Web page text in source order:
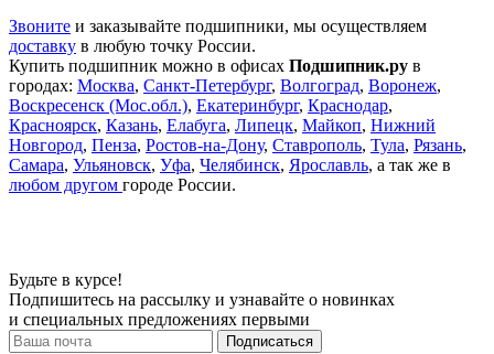
Звоните и заказывайте подшипники, мы осуществляем
доставку в любую точку России.
Купить подшипник можно в офисах Подшипник.ру в
городах: Москва, Санкт-Петербург, Волгоград, Воронеж,
Воскресенск (Мос.обл.), Екатеринбург, Краснодар,
Красноярск, Казань, Елабуга, Липецк, Майкоп, Нижний
Новгород, Пенза, Ростов-на-Дону, Ставрополь, Тула, Рязань,
Самара, Ульяновск, Уфа, Челябинск, Ярославль, а так же в
любом другом городе России.
Будьте в курсе!
Подпишитесь на рассылку и узнавайте о новинках
и специальных предложениях первыми